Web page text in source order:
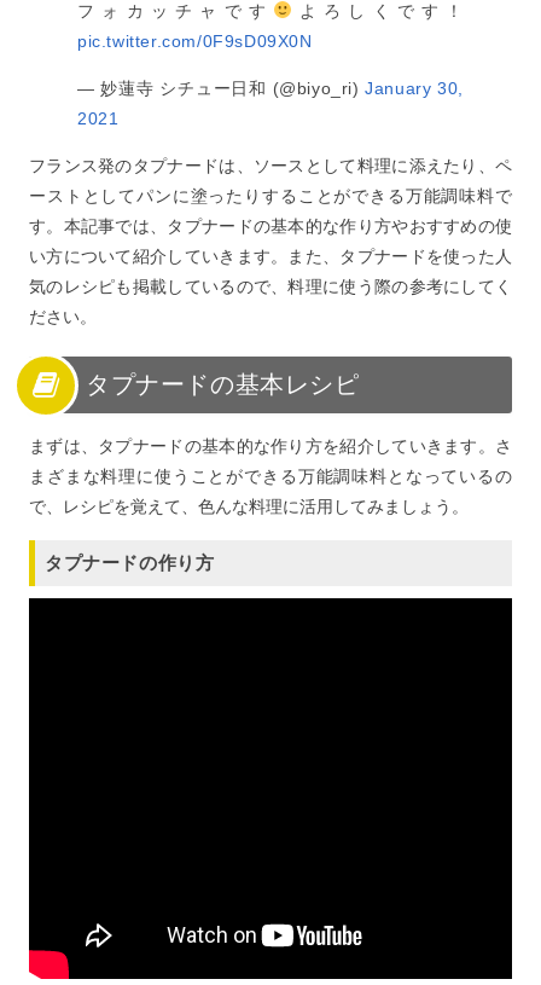
フォカッチャです
よろしくです！
pic.twitter.com/0F9sD09X0N
— 妙蓮寺 シチュー日和 (@biyo_ri)January 30,
2021
フランス発のタプナードは、ソースとして料理に添えたり、ペ
ーストとしてパンに塗ったりすることができる万能調味料で
す。本記事では、タプナードの基本的な作り方やおすすめの使
い方について紹介していきます。また、タプナードを使った人
気のレシピも掲載しているので、料理に使う際の参考にしてく
ださい。
タプナードの基本レシピ
まずは、タプナードの基本的な作り方を紹介していきます。さ
まざまな料理に使うことができる万能調味料となっているの
で、レシピを覚えて、色んな料理に活用してみましょう。
タプナードの作り方